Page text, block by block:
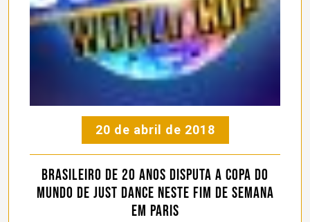
20 de abril de 2018
Brasileiro de 20 anos disputa a Copa do
Mundo de Just Dance neste fim de semana
em Paris